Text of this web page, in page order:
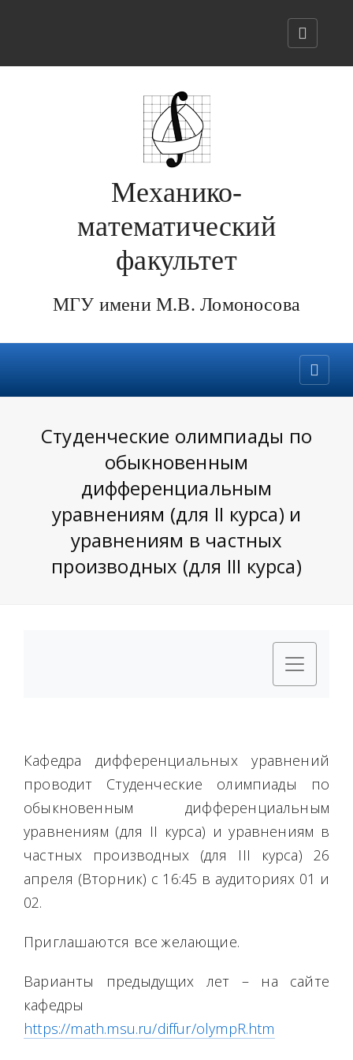
Механико-
математический
факультет
МГУ имени М.В. Ломоносова
Студенческие олимпиады по
обыкновенным
дифференциальным
уравнениям (для II курса) и
уравнениям в частных
производных (для III курса)
Кафедра дифференциальных уравнений
проводит Студенческие олимпиады по
обыкновенным дифференциальным
уравнениям (для II курса) и уравнениям в
частных производных (для III курса) 26
апреля (Вторник) с 16:45 в аудиториях 01 и
02.
Приглашаются все желающие.
Варианты предыдущих лет – на сайте
кафедры
https://math.msu.ru/diffur/olympR.htm